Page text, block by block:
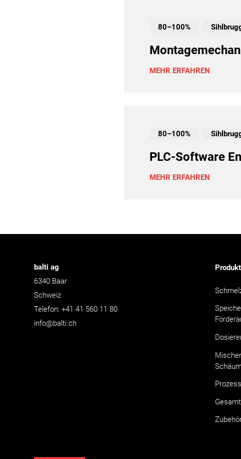
80–100%
MEHR ERFAHREN
80–100%
PLC-Software
MEHR ERFAHREN
balti ag
6340 Baar
Schweiz
Telefon: +41 41 560 11 80
info@balti.ch